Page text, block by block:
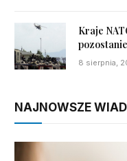
Kraje
8 sierpnia,
NAJNOWSZE